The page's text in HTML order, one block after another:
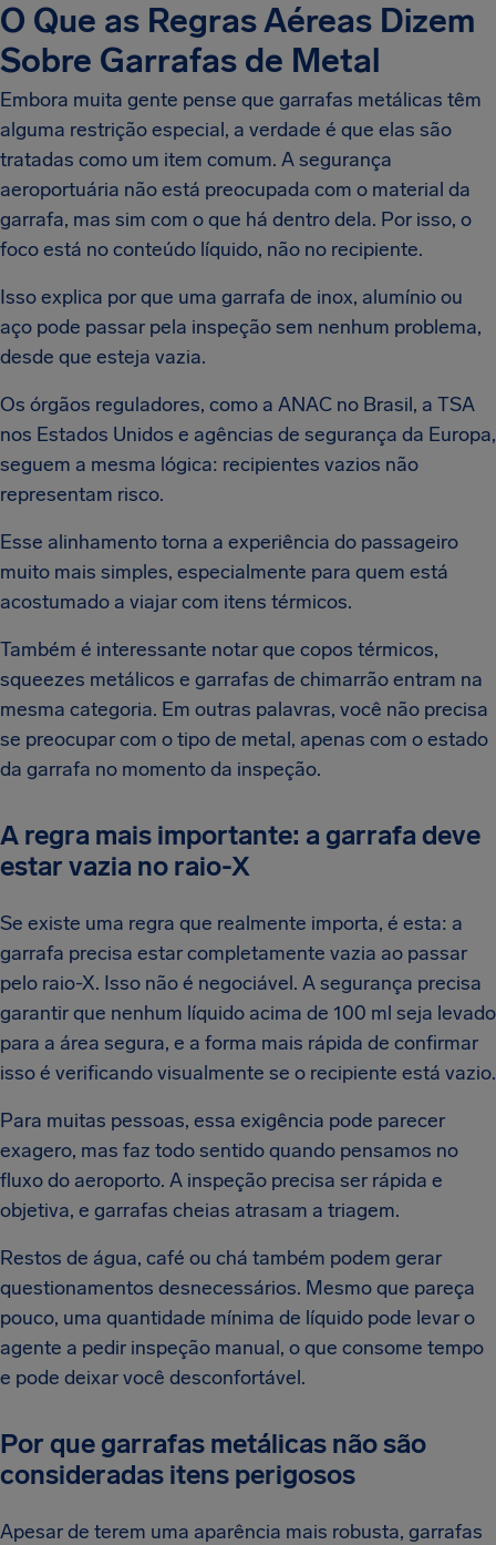
O Que as Regras Aéreas Dizem
Sobre Garrafas de Metal
Embora muita gente pense que garrafas metálicas têm
alguma restrição especial, a verdade é que elas são
tratadas como um item comum. A segurança
aeroportuária não está preocupada com o material da
garrafa, mas sim com o que há dentro dela. Por isso, o
foco está no conteúdo líquido, não no recipiente.
Isso explica por que uma garrafa de inox, alumínio ou
aço pode passar pela inspeção sem nenhum problema,
desde que esteja vazia.
Os órgãos reguladores, como a ANAC no Brasil, a TSA
nos Estados Unidos e agências de segurança da Europa,
seguem a mesma lógica: recipientes vazios não
representam risco.
Esse alinhamento torna a experiência do passageiro
muito mais simples, especialmente para quem está
acostumado a viajar com itens térmicos.
Também é interessante notar que copos térmicos,
squeezes metálicos e garrafas de chimarrão entram na
mesma categoria. Em outras palavras, você não precisa
se preocupar com o tipo de metal, apenas com o estado
da garrafa no momento da inspeção.
A regra mais importante: a garrafa deve
estar vazia no raio-X
Se existe uma regra que realmente importa, é esta: a
garrafa precisa estar completamente vazia ao passar
pelo raio-X. Isso não é negociável. A segurança precisa
garantir que nenhum líquido acima de 100 ml seja levado
para a área segura, e a forma mais rápida de confirmar
isso é verificando visualmente se o recipiente está vazio.
Para muitas pessoas, essa exigência pode parecer
exagero, mas faz todo sentido quando pensamos no
fluxo do aeroporto. A inspeção precisa ser rápida e
objetiva, e garrafas cheias atrasam a triagem.
Restos de água, café ou chá também podem gerar
questionamentos desnecessários. Mesmo que pareça
pouco, uma quantidade mínima de líquido pode levar o
agente a pedir inspeção manual, o que consome tempo
e pode deixar você desconfortável.
Por que garrafas metálicas não são
consideradas itens perigosos
Apesar de terem uma aparência mais robusta, garrafas